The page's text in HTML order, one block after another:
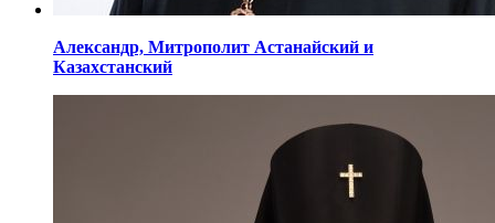
Александр, Митрополит Астанайский и
Казахстанский